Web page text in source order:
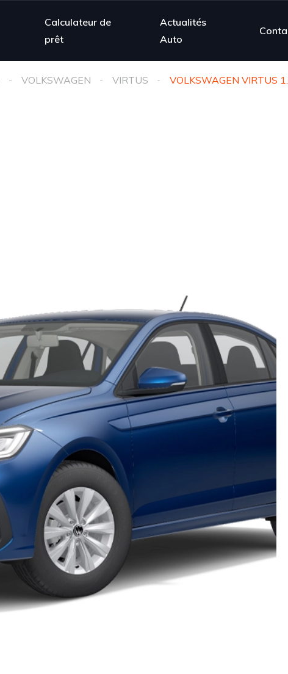
Calculateur de
prêt
Actualités
Auto
VOLKSWAGEN VIRTUS VOLKSWAGEN VIRTUS